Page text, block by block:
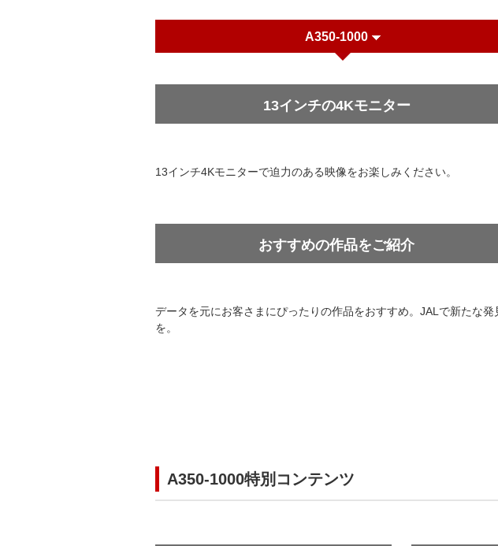
A350-1000
13インチの4Kモニター
13インチ4Kモニターで迫力のある映像をお楽しみください。
おすすめの作品をご紹介
データを元にお客さまにぴったりの作品をおすすめ。JALで新たな発
を。
A350-1000特別コンテンツ